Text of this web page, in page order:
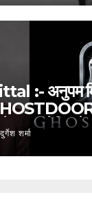
:- अनुपम
रेटिंग के
दुर्गेश शर्मा